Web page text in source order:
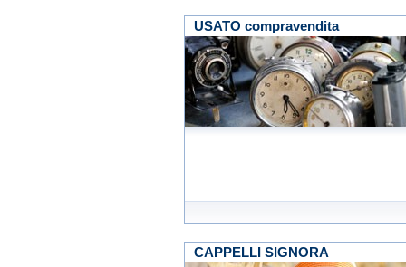
USATO compravendita
CAPPELLI SIGNORA